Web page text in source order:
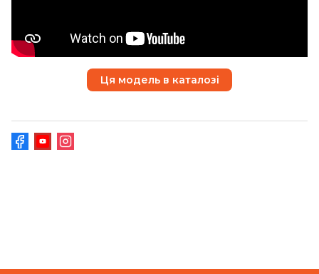
Ця модель в каталозі